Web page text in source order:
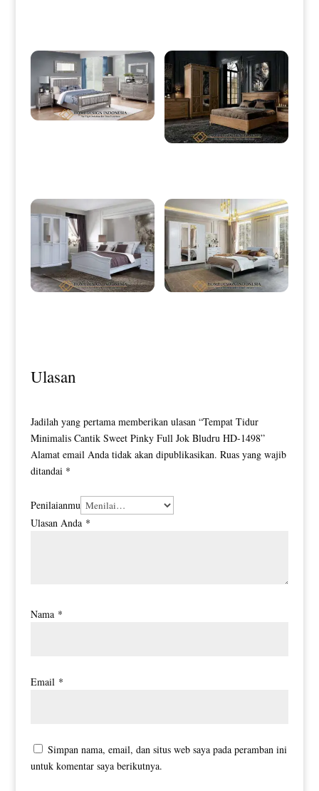
Ulasan
Jadilah yang pertama memberikan ulasan “Tempat Tidur
Minimalis Cantik Sweet Pinky Full Jok Bludru HD-1498”
Alamat email Anda tidak akan dipublikasikan. Ruas yang wajib
ditandai *
Penilaianmu
Ulasan Anda *
Nama *
Email *
Simpan nama, email, dan situs web saya pada peramban ini
untuk komentar saya berikutnya.